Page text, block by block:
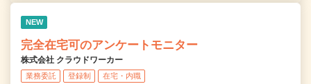
NEW
完全在宅可のアンケートモニター
株式会社 クラウドワーカー
業務委託 登録制 在宅・内職